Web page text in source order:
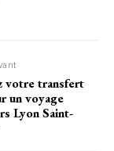
votre transfert
un voyage
Lyon Saint-